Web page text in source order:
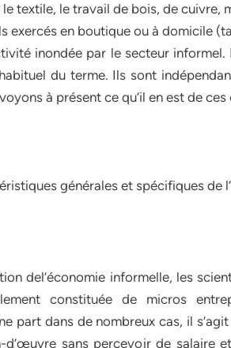
textile, le travail de bois, de cuivre,
exercés en boutique ou à domicile
inondée par le secteur
du terme. Ils sont
à présent ce qu’il en est de
générales et spécifiques de
del’économie informelle, les
constituée de micros
part dans de nombreux cas, il
sans percevoir de salaire